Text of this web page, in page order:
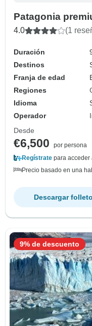
Patagonia
4.0 (1
Duración
Destinos
Franja de edad
Regiones
Idioma
Operador
Desde
€6,500
por persona
Regístrate para acceder
Precio basado en una
Descargar folleto
9% de descuento